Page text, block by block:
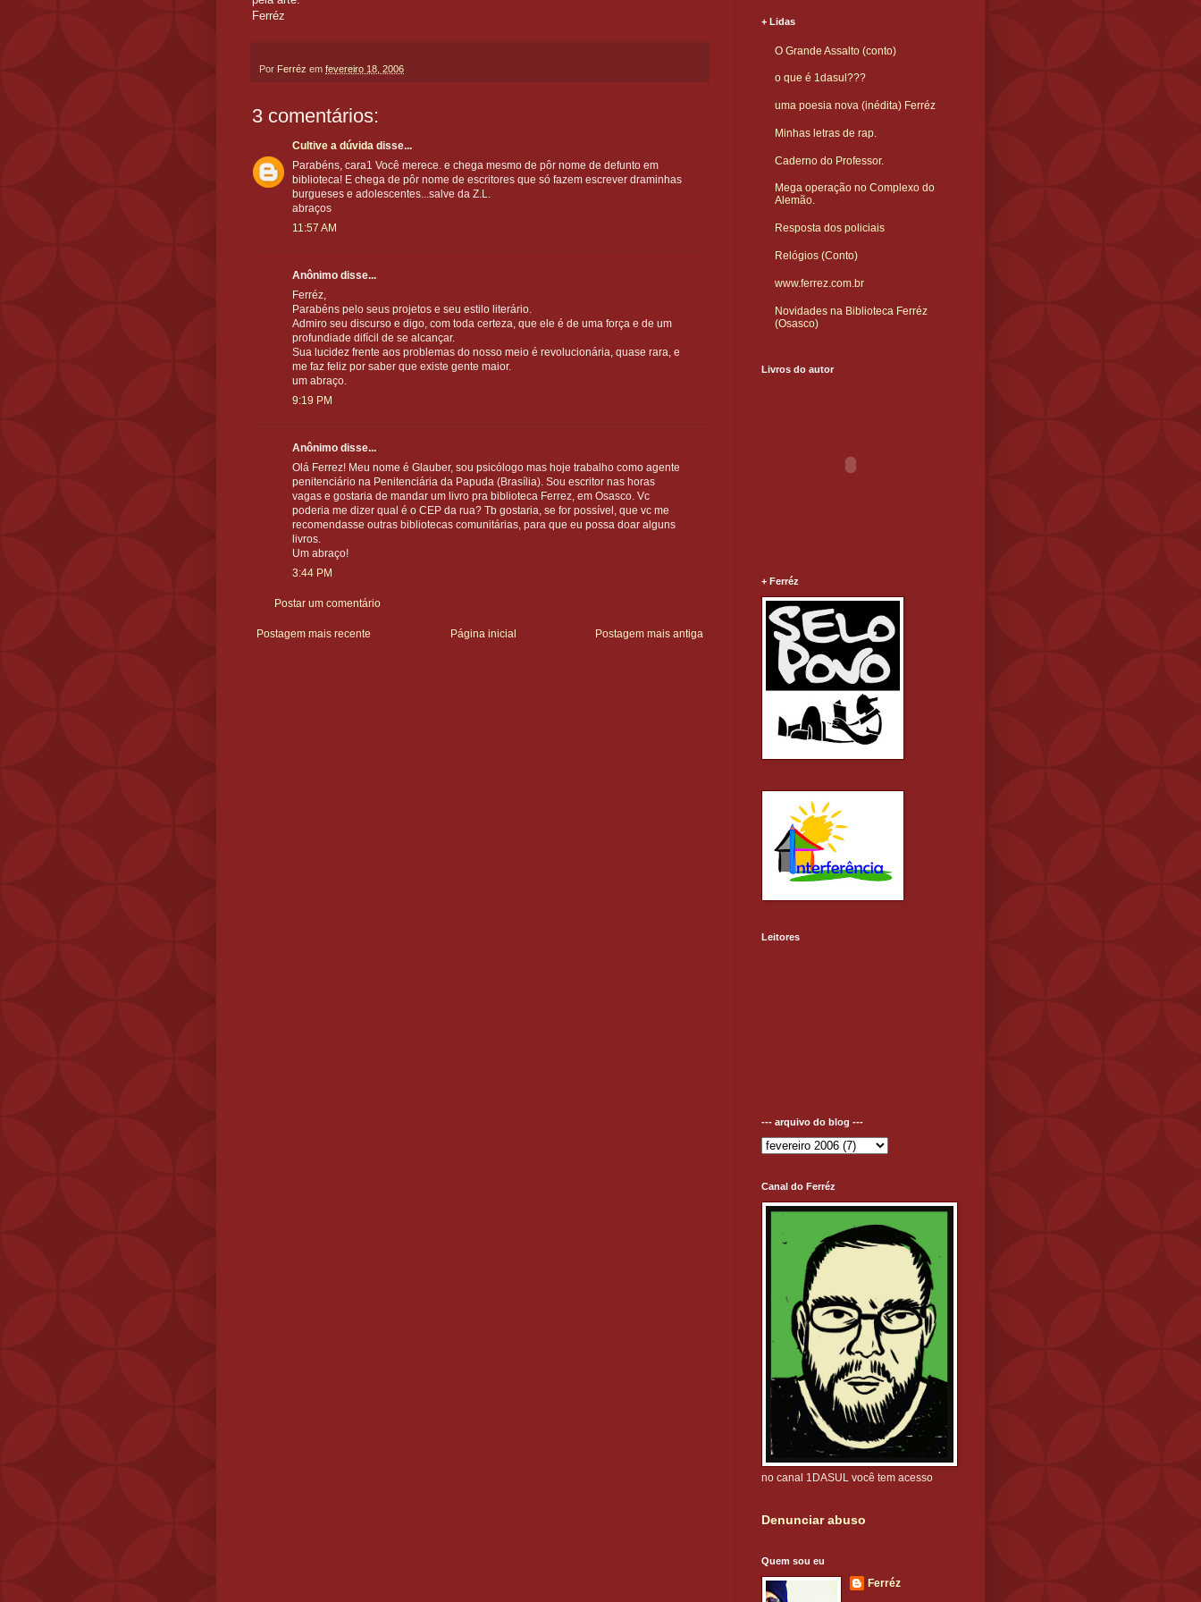
Ferréz
Por Ferréz em fevereiro 18, 2006
3 comentários:
Cultive a dúvida disse...
Parabéns, cara1 Você merece. e chega mesmo de pôr nome de defunto em
biblioteca! E chega de pôr nome de escritores que só fazem escrever draminhas
burgueses e adolescentes...salve da Z.L.
abraços
11:57 AM
Anônimo disse...
Ferréz,
Parabéns pelo seus projetos e seu estilo literário.
Admiro seu discurso e digo, com toda certeza, que ele é de uma força e de um
profundiade difícil de se alcançar.
Sua lucidez frente aos problemas do nosso meio é revolucionária, quase rara, e
me faz feliz por saber que existe gente maior.
um abraço.
9:19 PM
Anônimo disse...
Olá Ferrez! Meu nome é Glauber, sou psicólogo mas hoje trabalho como agente
penitenciário na Penitenciária da Papuda (Brasília). Sou escritor nas horas
vagas e gostaria de mandar um livro pra biblioteca Ferrez, em Osasco. Vc
poderia me dizer qual é o CEP da rua? Tb gostaria, se for possível, que vc me
recomendasse outras bibliotecas comunitárias, para que eu possa doar alguns
livros.
Um abraço!
3:44 PM
Postar um comentário
Postagem mais recente Postagem mais antiga
Página inicial
+ Lidas
O Grande Assalto (conto)
o que é 1dasul???
uma poesia nova (inédita) Ferréz
Minhas letras de rap.
Caderno do Professor.
Mega operação no Complexo do
Alemão.
Resposta dos policiais
Relógios (Conto)
www.ferrez.com.br
Novidades na Biblioteca Ferréz
(Osasco)
Livros do autor
+ Ferréz
Leitores
--- arquivo do blog ---
Canal do Ferréz
no canal 1DASUL você tem acesso
Denunciar abuso
Quem sou eu
Ferréz